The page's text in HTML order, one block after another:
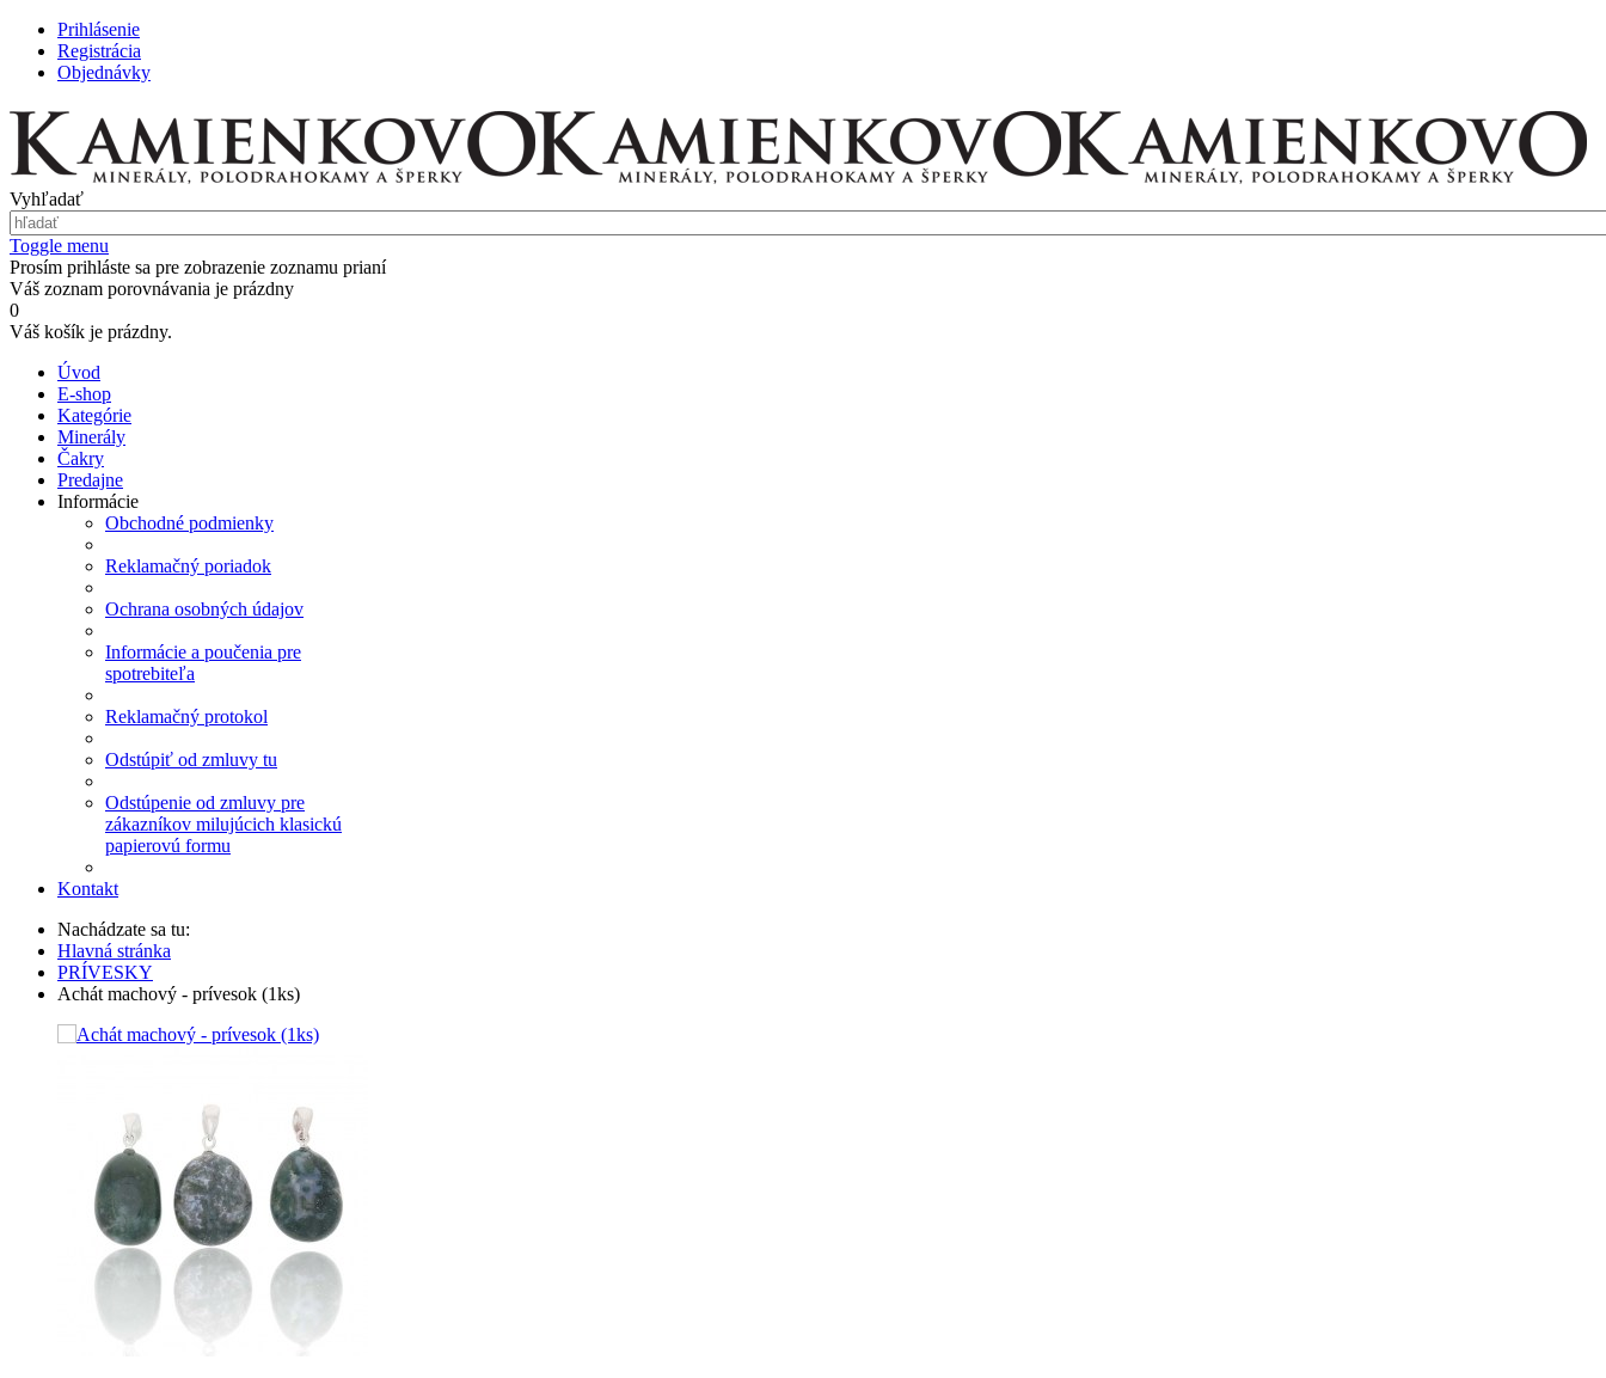
Prihlásenie
Registrácia
Objednávky
Vyhľadať
Toggle menu
Prosím prihláste sa pre zobrazenie zoznamu prianí
Váš zoznam porovnávania je prázdny
0
Váš košík je prázdny.
Úvod
E-shop
Kategórie
Minerály
Čakry
Predajne
Informácie
Obchodné podmienky
Reklamačný poriadok
Ochrana osobných údajov
Informácie a poučenia pre
spotrebiteľa
Reklamačný protokol
Odstúpiť od zmluvy tu
Odstúpenie od zmluvy pre
zákazníkov milujúcich klasickú
papierovú formu
Kontakt
Nachádzate sa tu:
Hlavná stránka
PRÍVESKY
Achát machový - prívesok (1ks)